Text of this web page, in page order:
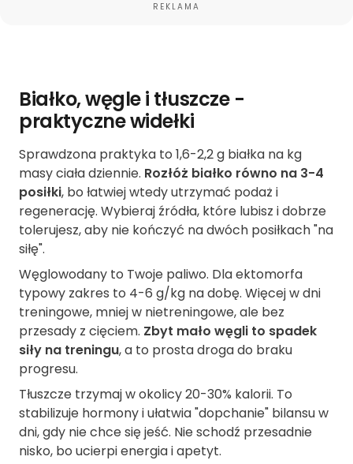
REKLAMA
Białko, węgle i tłuszcze -
praktyczne widełki
Sprawdzona praktyka to 1,6-2,2 g białka na kg
masy ciała dziennie. Rozłóż białko równo na 3-4
posiłki, bo łatwiej wtedy utrzymać podaż i
regenerację. Wybieraj źródła, które lubisz i dobrze
tolerujesz, aby nie kończyć na dwóch posiłkach "na
siłę".
Węglowodany to Twoje paliwo. Dla ektomorfa
typowy zakres to 4-6 g/kg na dobę. Więcej w dni
treningowe, mniej w nietreningowe, ale bez
przesady z cięciem. Zbyt mało węgli to spadek
siły na treningu, a to prosta droga do braku
progresu.
Tłuszcze trzymaj w okolicy 20-30% kalorii. To
stabilizuje hormony i ułatwia "dopchanie" bilansu w
dni, gdy nie chce się jeść. Nie schodź przesadnie
nisko, bo ucierpi energia i apetyt.